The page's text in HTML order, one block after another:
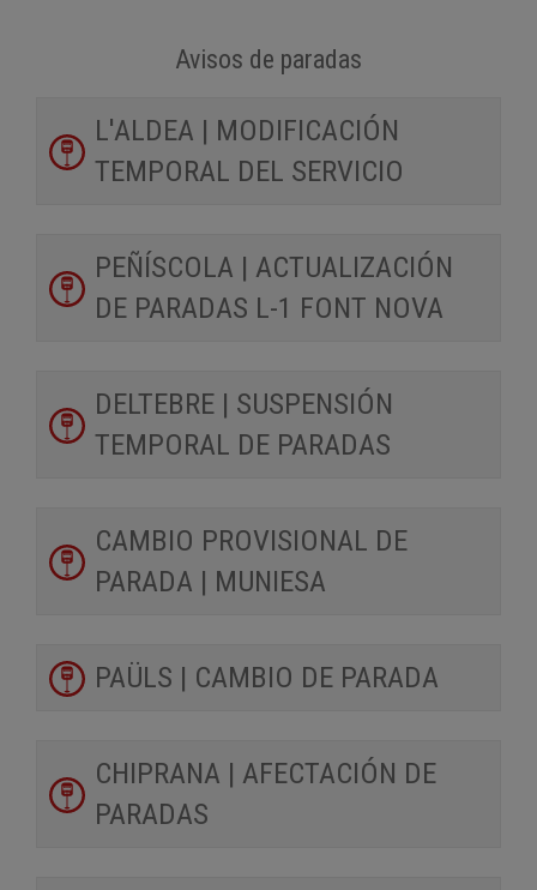
Avisos de paradas
L'ALDEA | MODIFICACIÓN
TEMPORAL DEL SERVICIO
PEÑÍSCOLA | ACTUALIZACIÓN
DE PARADAS L-1 FONT NOVA
DELTEBRE | SUSPENSIÓN
TEMPORAL DE PARADAS
CAMBIO PROVISIONAL DE
PARADA | MUNIESA
PAÜLS | CAMBIO DE PARADA
CHIPRANA | AFECTACIÓN DE
PARADAS